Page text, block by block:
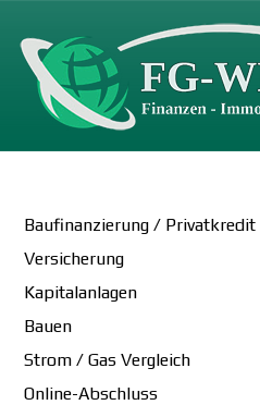
Baufinanzierung / Privatkredit
Versicherung
Kapitalanlagen
Bauen
Strom / Gas Vergleich
Online-Abschluss